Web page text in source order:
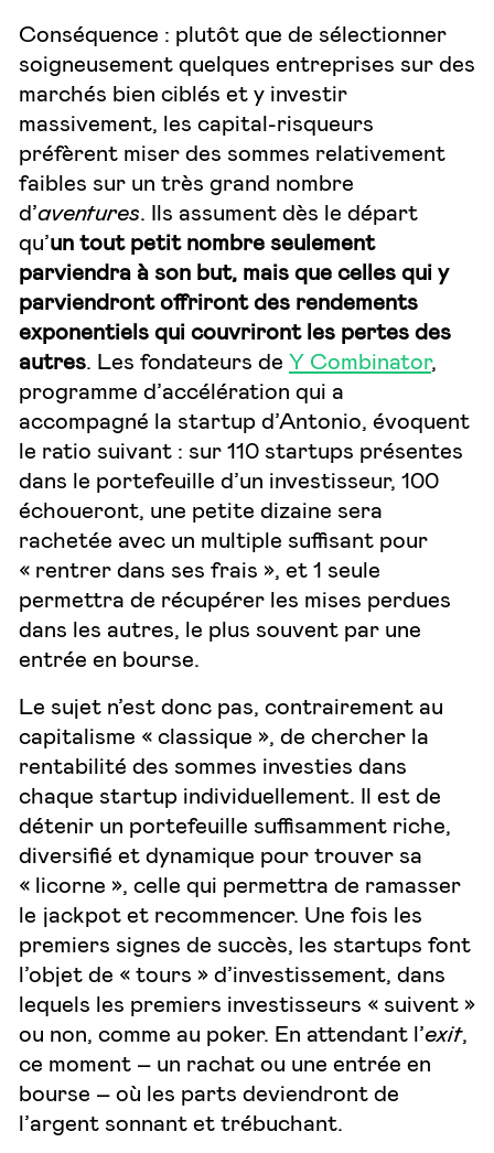
Conséquence : plutôt que de sélectionner
soigneusement quelques entreprises sur des
marchés bien ciblés et y investir
massivement, les capital-risqueurs
préfèrent miser des sommes relativement
faibles sur un très grand nombre
d’aventures . Ils assument dès le départ
qu’un tout petit nombre seulement
parviendra à son but, mais que celles qui y
parviendront offriront des rendements
exponentiels qui couvriront les pertes des
autres . Les fondateurs de Y Combinator,
programme d’accélération qui a
accompagné la startup d’Antonio, évoquent
le ratio suivant : sur 110 startups présentes
dans le portefeuille d’un investisseur, 100
échoueront, une petite dizaine sera
rachetée avec un multiple suffisant pour
« rentrer dans ses frais », et 1 seule
permettra de récupérer les mises perdues
dans les autres, le plus souvent par une
entrée en bourse.
Le sujet n’est donc pas, contrairement au
capitalisme « classique », de chercher la
rentabilité des sommes investies dans
chaque startup individuellement. Il est de
détenir un portefeuille suffisamment riche,
diversifié et dynamique pour trouver sa
« licorne », celle qui permettra de ramasser
le jackpot et recommencer. Une fois les
premiers signes de succès, les startups font
l’objet de « tours » d’investissement, dans
lequels les premiers investisseurs « suivent »
ou non, comme au poker. En attendant l’exit,
ce moment – un rachat ou une entrée en
bourse – où les parts deviendront de
l’argent sonnant et trébuchant.